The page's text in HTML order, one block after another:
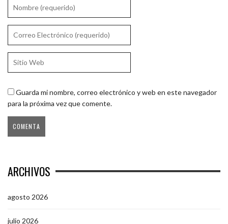
Guarda mi nombre, correo electrónico y web en este navegador
para la próxima vez que comente.
ARCHIVOS
agosto 2026
julio 2026